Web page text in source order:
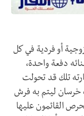
أو فردية في كل
دفعة واحدة،
تلك قد تحولت
خرسان ليتم به فرش
القائمون عليها